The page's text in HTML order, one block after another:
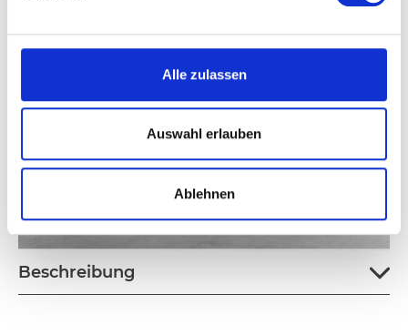
Alle zulassen
Auswahl erlauben
Ablehnen
Beschreibung